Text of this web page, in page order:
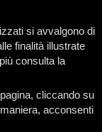
Le nostre firme
si avvalgono di
finalità illustrate
consulta la
cliccando su
acconsenti